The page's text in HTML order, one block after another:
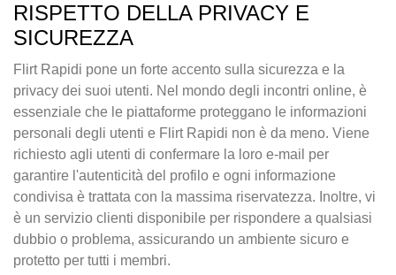
RISPETTO DELLA PRIVACY E
SICUREZZA
Flirt Rapidi pone un forte accento sulla sicurezza e la
privacy dei suoi utenti. Nel mondo degli incontri online, è
essenziale che le piattaforme proteggano le informazioni
personali degli utenti e Flirt Rapidi non è da meno. Viene
richiesto agli utenti di confermare la loro e-mail per
garantire l'autenticità del profilo e ogni informazione
condivisa è trattata con la massima riservatezza. Inoltre, vi
è un servizio clienti disponibile per rispondere a qualsiasi
dubbio o problema, assicurando un ambiente sicuro e
protetto per tutti i membri.